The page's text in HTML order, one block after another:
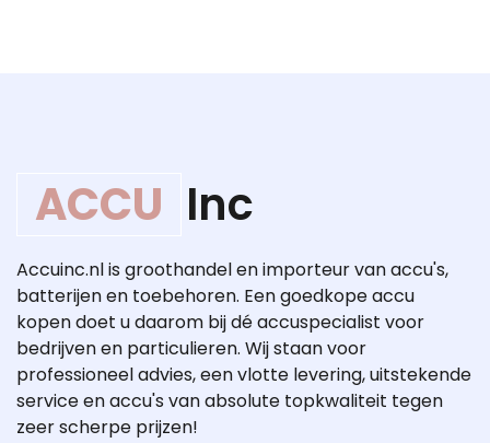
ACCU Inc
Accuinc.nl is groothandel en importeur van accu's,
batterijen en toebehoren. Een goedkope accu
kopen doet u daarom bij dé accuspecialist voor
bedrijven en particulieren. Wij staan voor
professioneel advies, een vlotte levering, uitstekende
service en accu's van absolute topkwaliteit tegen
zeer scherpe prijzen!